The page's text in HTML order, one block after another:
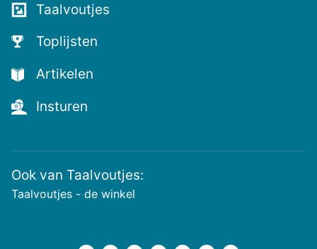
Taalvoutjes
Toplijsten
Artikelen
Insturen
Ook van Taalvoutjes:
Taalvoutjes - de winkel